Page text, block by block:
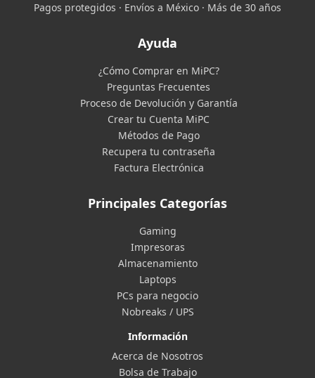
Pagos protegidos · Envíos a México · Más de 30 años
Ayuda
¿Cómo Comprar en MiPC?
Preguntas Frecuentes
Proceso de Devolución y Garantía
Crear tu Cuenta MiPC
Métodos de Pago
Recupera tu contraseña
Factura Electrónica
Principales Categorías
Gaming
Impresoras
Almacenamiento
Laptops
PCs para negocio
Nobreaks / UPS
Información
Acerca de Nosotros
Bolsa de Trabajo